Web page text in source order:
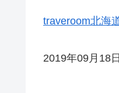
traveroom北海
2019年09月18